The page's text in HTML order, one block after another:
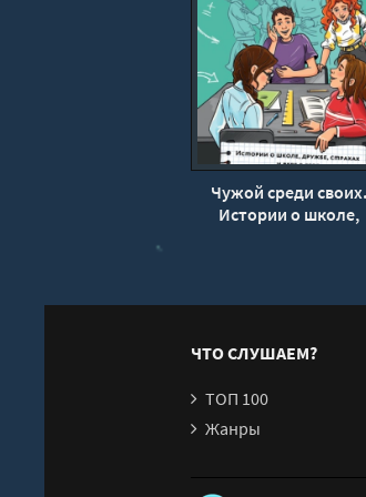
Чужой среди своих.
Истории о школе,
ЧТО СЛУШАЕМ?
ТОП 100
Жанры